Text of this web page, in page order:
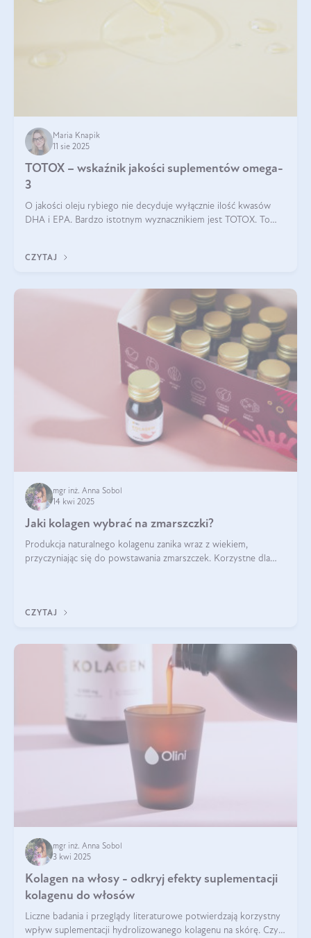
Maria Knapik
11 sie 2025
TOTOX – wskaźnik jakości suplementów omega-
3
O jakości oleju rybiego nie decyduje wyłącznie ilość kwasów
DHA i EPA. Bardzo istotnym wyznacznikiem jest TOTOX. To
CZYTAJ
mgr inż. Anna Sobol
14 kwi 2025
Jaki kolagen wybrać na zmarszczki?
Produkcja naturalnego kolagenu zanika wraz z wiekiem,
przyczyniając się do powstawania zmarszczek. Korzystne dla
CZYTAJ
mgr inż. Anna Sobol
3 kwi 2025
Kolagen na włosy - odkryj efekty suplementacji
kolagenu do włosów
Liczne badania i przeglądy literaturowe potwierdzają korzystny
wpływ suplementacji hydrolizowanego kolagenu na skórę. Czy